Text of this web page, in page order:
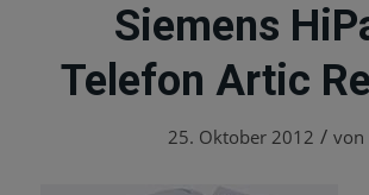
Siemens
Telefon Artic
25. Oktober 2012 / von